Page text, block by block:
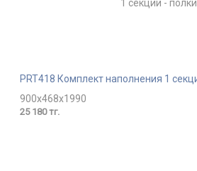
PRT418 Комплект наполнения 1
900x468x1990
25 180 тг.